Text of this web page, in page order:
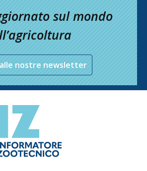
sul mondo
nostre newsletter